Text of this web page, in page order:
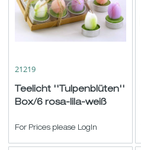
21219
Teelicht ''Tulpenblüten''
Box/6 rosa-lila-weiß
For Prices please LogIn